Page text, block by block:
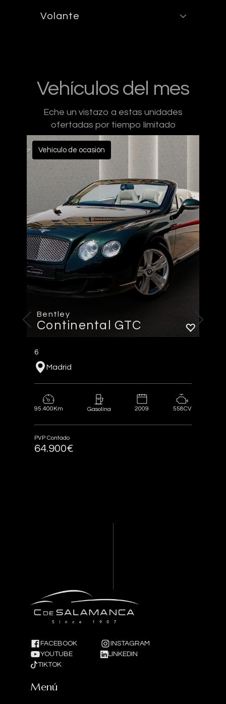
Volante
Vehículos del mes
Eche un vistazo a estas unidades
ofertadas por tiempo limitado
Vehículo de ocasión
Bentley
Continental GTC
6
Madrid
95.400Km Gasolina 2009 558CV
PVP Contado
64.900€
FACEBOOK
INSTAGRAM
YOUTUBE
LINKEDIN
TIKTOK
Menú